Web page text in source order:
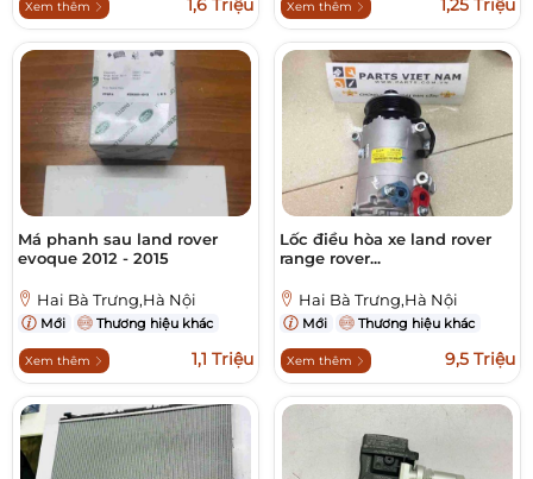
Xem thêm 1,6 Triệu Xem thêm 1,25 Triệu
Má phanh sau land rover
evoque 2012 - 2015
Hai Bà Trưng,Hà Nội
Mới Thương hiệu khác
Xem thêm 1,1 Triệu
Lốc điều hòa xe land rover
range rover...
Hai Bà Trưng,Hà Nội
Mới Thương hiệu khác
Xem thêm 9,5 Triệu